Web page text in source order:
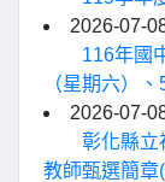
2026-07-
116年國
（星期六）
2026-07-
彰化縣立
教師甄選簡章